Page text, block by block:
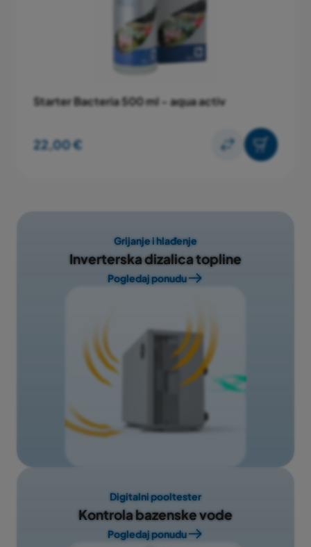
Starter Bacteria 500 ml - aqua activ
22,00 €
Grijanje i hlađenje
Inverterska dizalica topline
Pogledaj ponudu
Digitalni pooltester
Kontrola bazenske vode
Pogledaj ponudu